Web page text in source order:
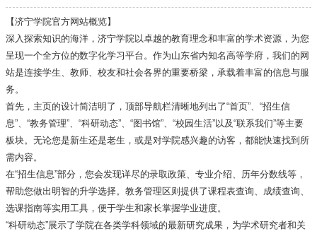
【济宁学院官方网站概览】
深入探索知识的海洋，济宁学院以卓越的教育理念和丰富的学术资源，为您
呈现一个全方位的数字化学习平台。作为山东省内知名高等学府，我们的网
站是连接学生、教师、校友和社会各界的重要桥梁，承载着丰富的信息与服
务。
首先，主页的设计简洁明了，顶部导航栏清晰地列出了“首页”、“招生信
息”、“教务管理”、“科研动态”、“图书馆”、“校园生活”以及“联系我们”等主要
板块。无论您是新生还是老生，或是对学院感兴趣的访客，都能快速找到所
需内容。
在“招生信息”部分，您会发现详尽的录取政策、专业介绍、历年分数线等，
帮助您做出明智的升学选择。教务管理区则提供了课程表查询、成绩查询、
选课指南等实用工具，便于学生和家长掌握学业进度。
“科研动态”展示了学院在各类学科领域的最新研究成果，为学术研究者和关